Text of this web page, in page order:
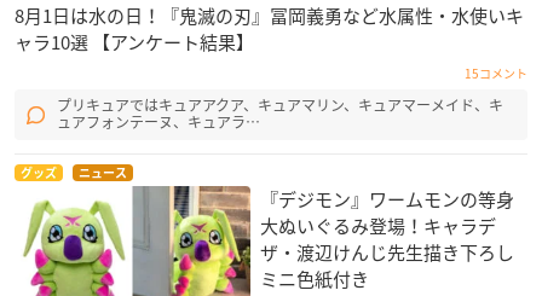
8月1日は水の日！『鬼滅の刃』冨岡義勇など水属性・水使いキ
ャラ10選 【アンケート結果】
15コメント
プリキュアではキュアアクア、キュアマリン、キュアマーメイド、キ
ュアフォンテーヌ、キュアラ…
グッズ ニュース
『デジモン』ワームモンの等身
大ぬいぐるみ登場！キャラデ
ザ・渡辺けんじ先生描き下ろし
ミニ色紙付き